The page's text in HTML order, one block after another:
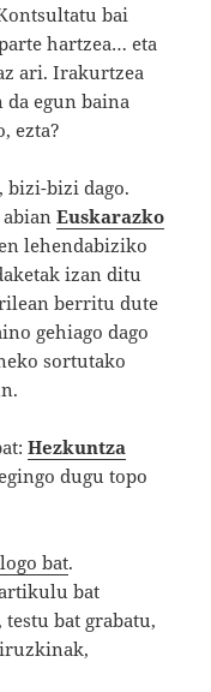
bai
hartzea… eta
ari. Irakurtzea
egun baina
ezta?
bizi-bizi dago.
abianEuskarazko
lehendabiziko
izan ditu
berritu dute
gehiago dago
sortutako
Hezkuntza
dugu topo
bat.
bat
bat grabatu,